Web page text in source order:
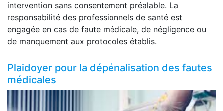
intervention sans consentement préalable. La
responsabilité des professionnels de santé est
engagée en cas de faute médicale, de négligence ou
de manquement aux protocoles établis.
Plaidoyer pour la dépénalisation des fautes
médicales